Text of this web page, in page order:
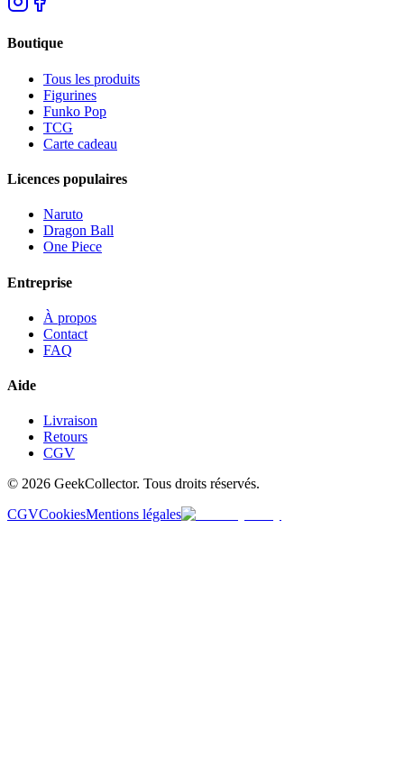
Boutique
Tous les produits
Figurines
Funko Pop
TCG
Carte cadeau
Licences populaires
Naruto
Dragon Ball
One Piece
Entreprise
À propos
Contact
FAQ
Aide
Livraison
Retours
CGV
© 2026 GeekCollector. Tous droits réservés.
CGVCookiesMentions légales